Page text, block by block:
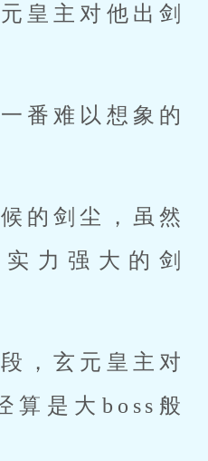
皇主对他出剑
番难以想象的
的剑尘，虽然
力强大的剑
，玄元皇主对
算是大boss般